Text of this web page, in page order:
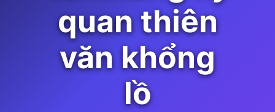
quan thiên
văn khổng
lồ